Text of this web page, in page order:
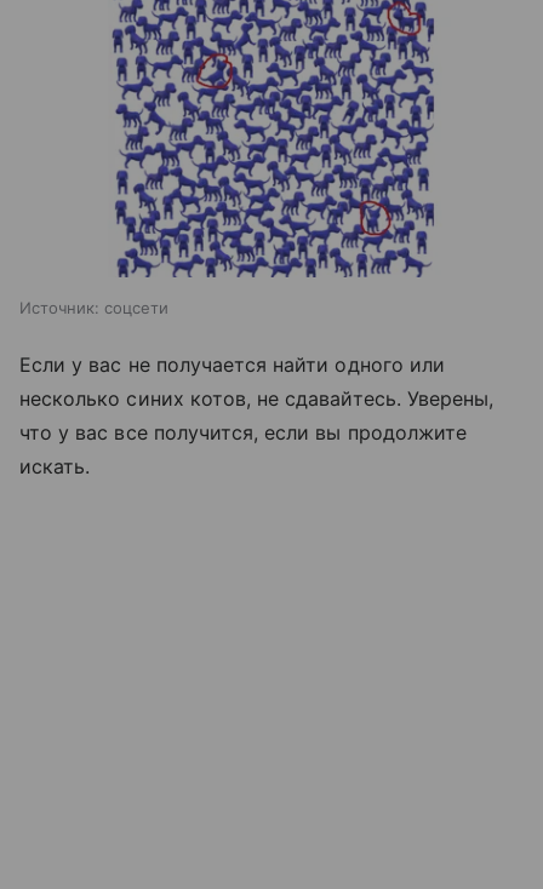
Источник: соцсети
Если у вас не получается найти одного или
несколько синих котов, не сдавайтесь. Уверены,
что у вас все получится, если вы продолжите
искать.